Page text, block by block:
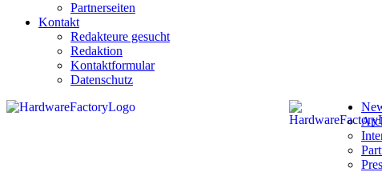
Partnerseiten
Kontakt
Redakteure gesucht
Redaktion
Kontaktformular
Datenschutz